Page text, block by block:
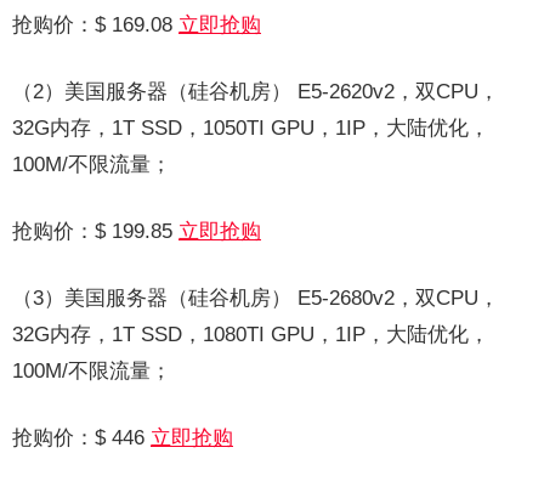
抢购价：$ 169.08 立即抢购
（2）美国服务器（硅谷机房） E5-2620v2，双CPU，
32G内存，1T SSD，1050TI GPU，1IP，大陆优化，
100M/不限流量；
抢购价：$ 199.85 立即抢购
（3）美国服务器（硅谷机房） E5-2680v2，双CPU，
32G内存，1T SSD，1080TI GPU，1IP，大陆优化，
100M/不限流量；
抢购价：$ 446 立即抢购